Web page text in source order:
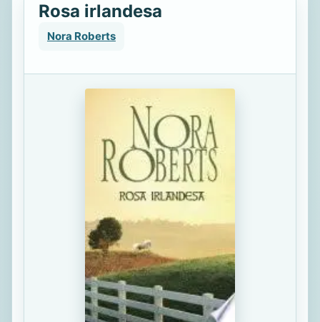
Rosa irlandesa
Nora Roberts